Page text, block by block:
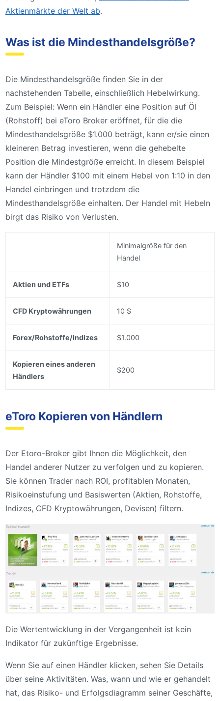
Aktienmärkte der Welt ab.
Was ist die Mindesthandelsgröße?
Die Mindesthandelsgröße finden Sie in der
nachstehenden Tabelle, einschließlich Hebelwirkung.
Zum Beispiel: Wenn ein Händler eine Position auf Öl
(Rohstoff) bei eToro Broker eröffnet, für die die
Mindesthandelsgröße $1.000 beträgt, kann er/sie einen
kleineren Betrag investieren, wenn die gehebelte
Position die Mindestgröße erreicht. In diesem Beispiel
kann der Händler $100 mit einem Hebel von 1:10 in den
Handel einbringen und trotzdem die
Mindesthandelsgröße einhalten. Der Handel mit Hebeln
birgt das Risiko von Verlusten.
Minimalgröße für den
Handel
Aktien und ETFs $10
CFD Kryptowährungen 10 $
Forex/Rohstoffe/Indizes $1.000
Kopieren eines anderen
Händlers
$200
eToro Kopieren von Händlern
Der Etoro-Broker gibt Ihnen die Möglichkeit, den
Handel anderer Nutzer zu verfolgen und zu kopieren.
Sie können Trader nach ROI, profitablen Monaten,
Risikoeinstufung und Basiswerten (Aktien, Rohstoffe,
Indizes, CFD Kryptowährungen, Devisen) filtern.
Die Wertentwicklung in der Vergangenheit ist kein
Indikator für zukünftige Ergebnisse.
Wenn Sie auf einen Händler klicken, sehen Sie Details
über seine Aktivitäten. Was, wann und wie er gehandelt
hat, das Risiko- und Erfolgsdiagramm seiner Geschäfte,